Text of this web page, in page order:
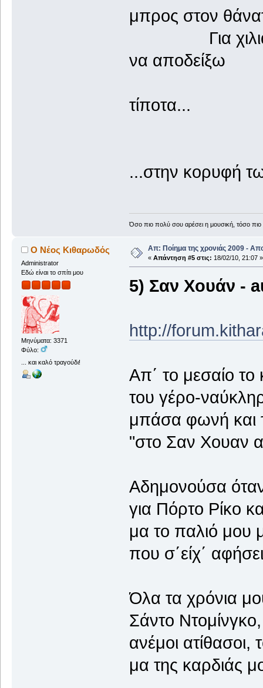
μπρος στον
Για
να αποδείξω
τίποτα...
...στην κορυφή
Όσο πιο πολύ σου αρέσει η μουσική, τόσο
Ο Νέος Κιθαρωδός
Administrator
Εδώ είναι το σπίτι μου
Μηνύματα: 3371
Φύλο:
... και καλό τραγούδι!
Απ: Ποίημα της χρονιάς 2009 -
« Απάντηση #5 στις: 18/02/10, 21:07 »
5) Σαν Xουάν -
http://
Απ΄ το μεσαίο
του γέρο-
μπάσα φωνή και
"στο Σαν Χουαν
Αδημονούσα
για Πόρτο Ρίκο
μα το παλιό μου
που σ΄είχ΄
Όλα τα χρόνια
Σάντο
ανέμοι
μα της καρδιάς